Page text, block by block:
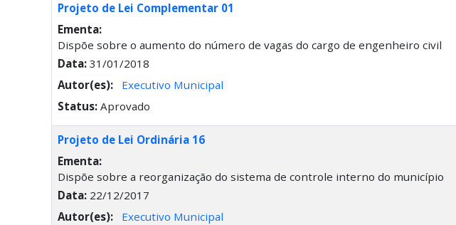
Projeto de Lei Complementar 01
Ementa:
Dispõe sobre o aumento do número de vagas do cargo de engenheiro civil
Data:31/01/2018
Autor(es):
Executivo Municipal
Status:Aprovado
Projeto de Lei Ordinária 16
Ementa:
Dispõe sobre a reorganização do sistema de controle interno do município
Data:22/12/2017
Autor(es):
Executivo Municipal